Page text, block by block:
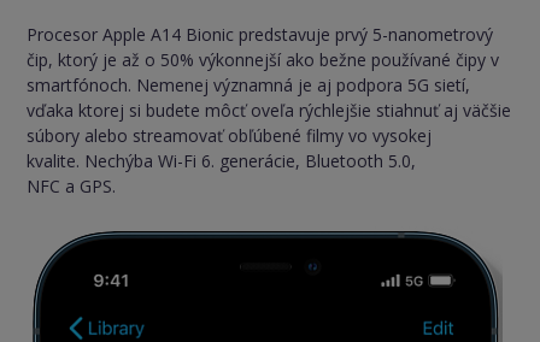
Procesor Apple A14 Bionic predstavuje prvý 5-nanometrový
čip, ktorý je až o 50% výkonnejší ako bežne používané čipy v
smartfónoch. Nemenej významná je aj podpora 5G sietí,
vďaka ktorej si budete môcť oveľa rýchlejšie stiahnuť aj väčšie
súbory alebo streamovať obľúbené filmy vo vysokej
kvalite. Nechýba Wi-Fi 6. generácie, Bluetooth 5.0,
NFC a GPS.